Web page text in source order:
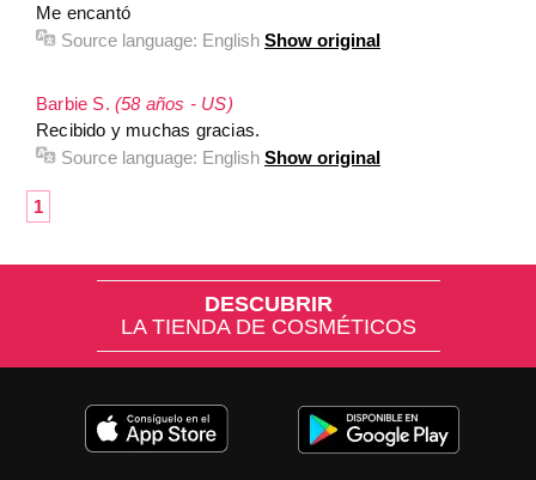
Me encantó
Source language: English Show original
Barbie S. (58 años - US)
Recibido y muchas gracias.
Source language: English Show original
1
DESCUBRIR
LA TIENDA DE COSMÉTICOS